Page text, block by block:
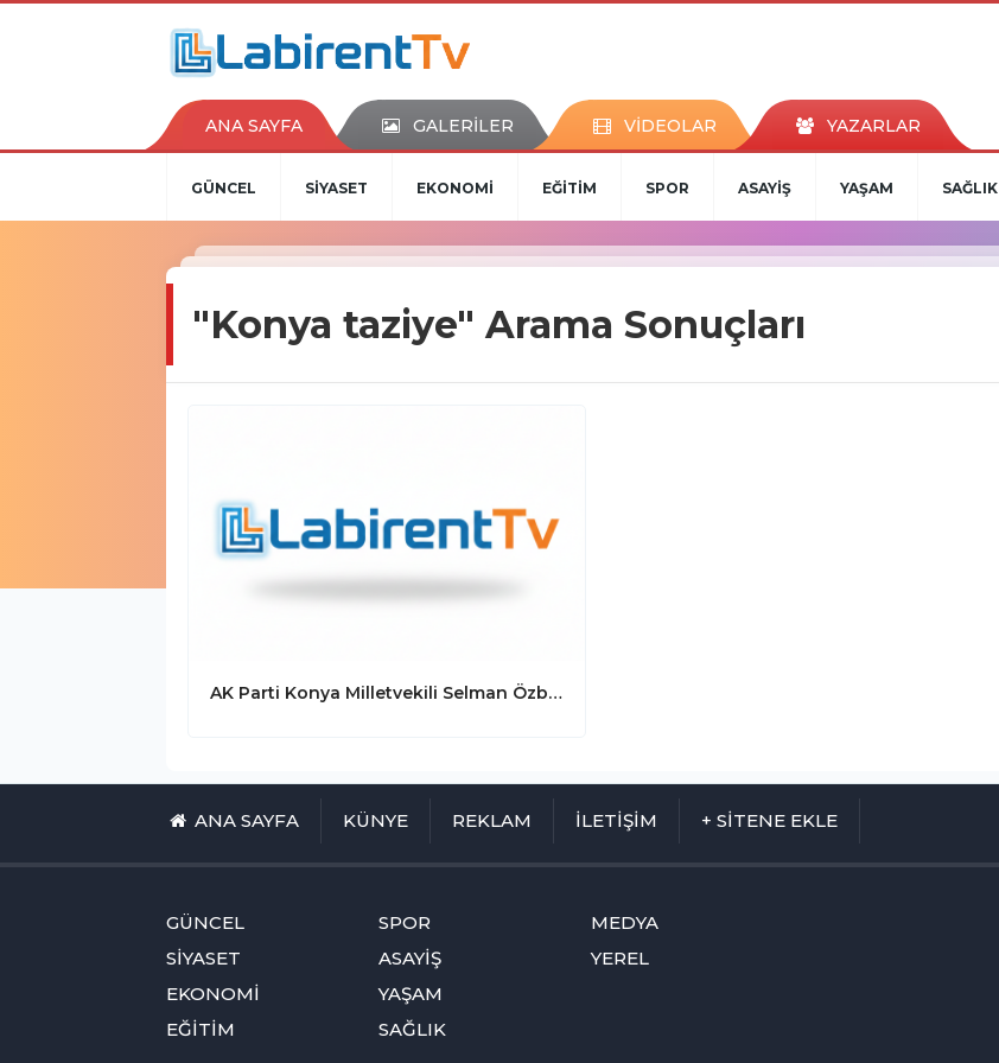
ANA SAYFA GALERİLER VİDEOLAR YAZARLAR
GÜNCEL SİYASET EKONOMİ EĞİTİM SPOR ASAYİŞ YAŞAM SAĞLIK
"Konya taziye" Arama Sonuçları
AK Parti Konya Milletvekili Selman Özboyacı’nın Acı Günü: Feride Özboyacı Vefat Etti
ANA SAYFA KÜNYE REKLAM İLETİŞİM + SİTENE EKLE
GÜNCEL
SİYASET
EKONOMİ
EĞİTİM
SPOR
ASAYİŞ
YAŞAM
SAĞLIK
MEDYA
YEREL